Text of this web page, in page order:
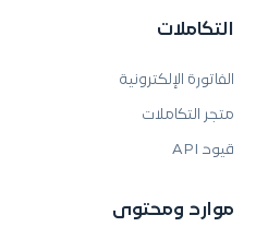
التكاملات
الفاتورة الإلكترونية
متجر التكاملات
قيود API
موارد ومحتوى